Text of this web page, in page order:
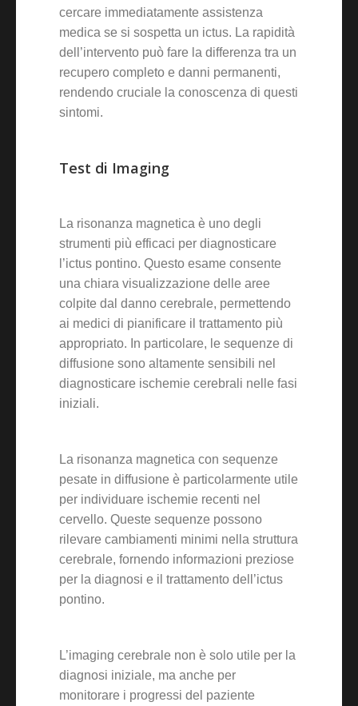
cercare immediatamente assistenza
medica se si sospetta un ictus. La rapidità
dell’intervento può fare la differenza tra un
recupero completo e danni permanenti,
rendendo cruciale la conoscenza di questi
sintomi.
Test di Imaging
La risonanza magnetica è uno degli
strumenti più efficaci per diagnosticare
l’ictus pontino. Questo esame consente
una chiara visualizzazione delle aree
colpite dal danno cerebrale, permettendo
ai medici di pianificare il trattamento più
appropriato. In particolare, le sequenze di
diffusione sono altamente sensibili nel
diagnosticare ischemie cerebrali nelle fasi
iniziali.
La risonanza magnetica con sequenze
pesate in diffusione è particolarmente utile
per individuare ischemie recenti nel
cervello. Queste sequenze possono
rilevare cambiamenti minimi nella struttura
cerebrale, fornendo informazioni preziose
per la diagnosi e il trattamento dell’ictus
pontino.
L’imaging cerebrale non è solo utile per la
diagnosi iniziale, ma anche per
monitorare i progressi del paziente